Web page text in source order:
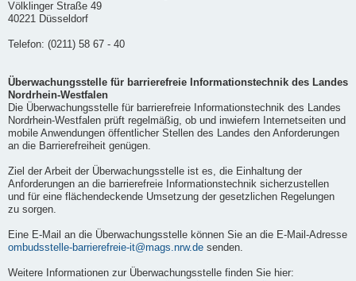
Völklinger Straße 49
40221 Düsseldorf
Telefon: (0211) 58 67 - 40
Überwachungsstelle für barrierefreie Informationstechnik des Landes
Nordrhein-Westfalen
Die Überwachungsstelle für barrierefreie Informationstechnik des Landes
Nordrhein-Westfalen prüft regelmäßig, ob und inwiefern Internetseiten und
mobile Anwendungen öffentlicher Stellen des Landes den Anforderungen
an die Barrierefreiheit genügen.
Ziel der Arbeit der Überwachungsstelle ist es, die Einhaltung der
Anforderungen an die barrierefreie Informationstechnik sicherzustellen
und für eine flächendeckende Umsetzung der gesetzlichen Regelungen
zu sorgen.
Eine E-Mail an die Überwachungsstelle können Sie an die E-Mail-Adresse
ombudsstelle-barrierefreie-it@mags.nrw.de senden.
Weitere Informationen zur Überwachungsstelle finden Sie hier: